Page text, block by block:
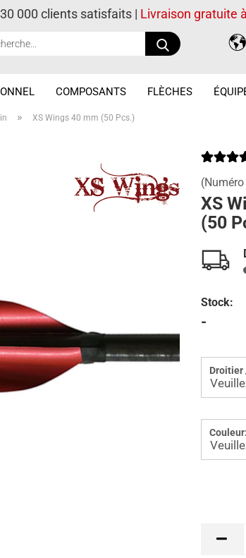
Recherche...
000 clients satisfaits | Livraison gratuite
COMPOSANTS FLÈCHES
» XS Wings 40 mm (50 Pcs.)
XS
(50
Stock:
-
Droitier
Couleur: